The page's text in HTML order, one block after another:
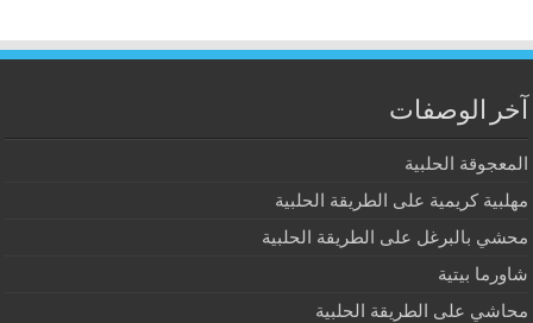
آخر الوصفات
المعجوقة الحلبية
مهلبية كريمية على الطريقة الحلبية
محشي بالبرغل على الطريقة الحلبية
شاورما بيتية
محاشي على الطريقة الحلبية